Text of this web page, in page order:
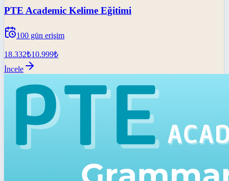
PTE Academic Kelime Eğitimi
100 gün erişim
18.332₺10.999₺
İncele